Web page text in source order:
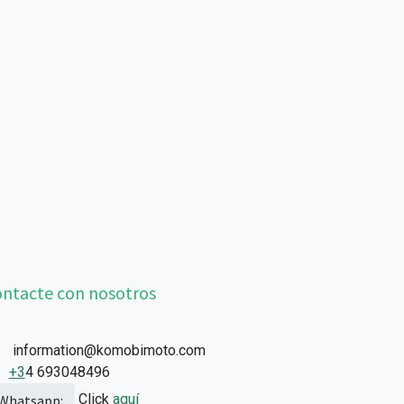
con nosotros
information@komobimoto.com
+34 693048496
Click aquí